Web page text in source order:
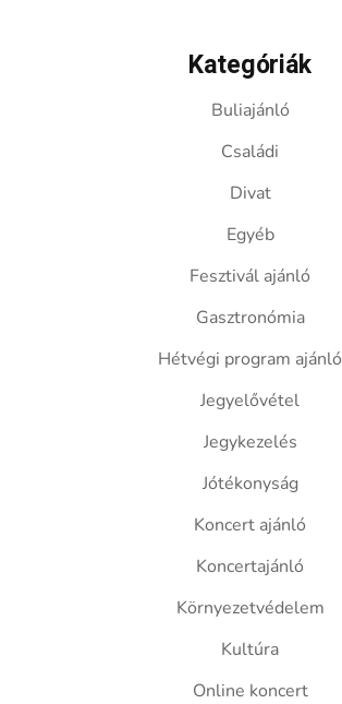
Kategóriák
Buliajánló
Családi
Divat
Egyéb
Fesztivál ajánló
Gasztronómia
Hétvégi program ajánló
Jegyelővétel
Jegykezelés
Jótékonyság
Koncert ajánló
Koncertajánló
Környezetvédelem
Kultúra
Online koncert